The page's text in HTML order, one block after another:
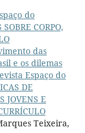
do
CORPO,
das
e os dilemas
Espaço do
DE
JOVENS E
Teixeira,